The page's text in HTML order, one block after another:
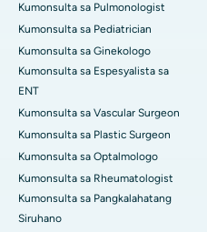
Kumonsulta sa Pulmonologist
Kumonsulta sa Pediatrician
Kumonsulta sa Ginekologo
Kumonsulta sa Espesyalista sa
ENT
Kumonsulta sa Vascular Surgeon
Kumonsulta sa Plastic Surgeon
Kumonsulta sa Optalmologo
Kumonsulta sa Rheumatologist
Kumonsulta sa Pangkalahatang
Siruhano